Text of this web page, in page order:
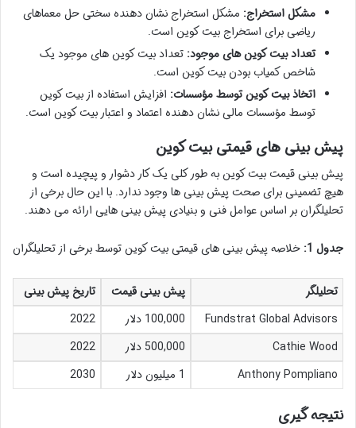
مشکل استخراج: مشکل استخراج نشان دهنده سختی حل معماهای
ریاضی برای استخراج بیت کوین است.
تعداد بیت کوین های موجود: تعداد بیت کوین های موجود یک
شاخص کمیاب بودن بیت کوین است.
اتخاذ بیت کوین توسط مؤسسات: افزایش استفاده از بیت کوین
توسط مؤسسات مالی نشان دهنده اعتماد و اعتبار بیت کوین است.
پیش بینی های قیمتی بیت کوین
پیش بینی قیمت بیت کوین به طور کلی یک کار دشوار و پیچیده است و
هیچ تضمینی برای صحت پیش بینی ها وجود ندارد. با این حال برخی از
تحلیلگران بر اساس عوامل فنی و بنیادی پیش بینی هایی ارائه می دهند.
جدول 1: خلاصه پیش بینی های قیمتی بیت کوین توسط برخی از تحلیلگران
تحلیلگر پیش بینی قیمت
تاریخ پیش بینی
Fundstrat Global Advisors
100,000 دلار
2022
Cathie Wood
500,000 دلار
2022
Anthony Pompliano
1 میلیون دلار 2030
نتیجه گیری